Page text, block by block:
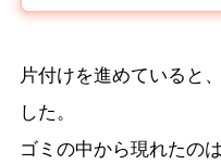
片付けを進めていると
した。
ゴミの中から現れたの